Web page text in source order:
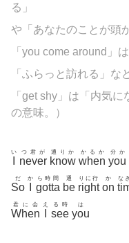
る」
や「あなたのことが頭
「you come around」
「ふらっと訪れる」な
「get shy」は「内気
の意味。）
い
never
つ君が
know
通りか
when
かるか
you
分か
So
だ か
gotta
ら時間
be
通
right
りに行
on
か な
When
君に会 え
see
る時
you
は